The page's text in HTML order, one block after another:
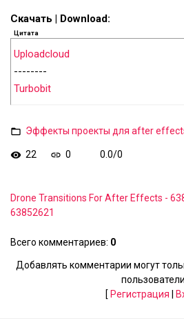
Скачать | Download:
Цитата
Uploadcloud
--------
Turbobit
Эффекты проекты для after
22 0 0.0/0
Drone Transitions For After Effects -
63852621
Всего комментариев: 0
Добавлять комментарии могут
пользователи.
[ Регистрация